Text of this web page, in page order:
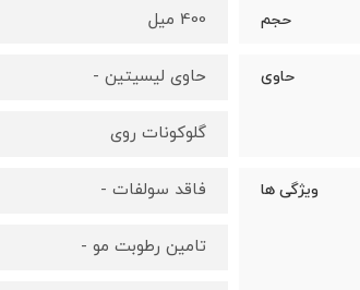
حجم 400 میل
حاوی حاوی لیسیتین -
گلوکونات روی
ویژگی ها فاقد سولفات -
تامین رطوبت مو -